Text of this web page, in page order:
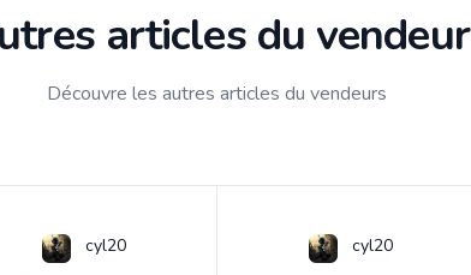
articles du vendeur
Découvre les autres articles du vendeurs
cyl20 cyl20